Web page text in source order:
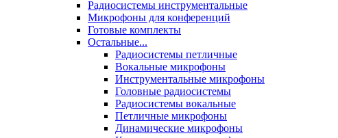
Радиосистемы инструментальные
Микрофоны для конференций
Готовые комплекты
Остальные...
Радиосистемы петличные
Вокальные микрофоны
Инструментальные микрофоны
Головные радиосистемы
Радиосистемы вокальные
Петличные микрофоны
Динамические микрофоны